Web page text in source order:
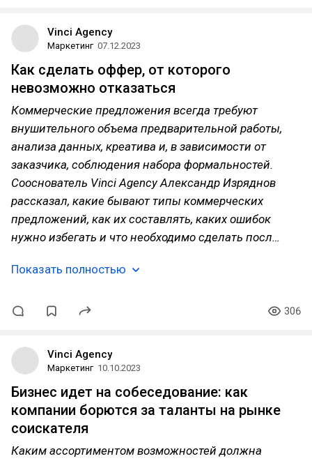
Vinci Agency
Маркетинг 07.12.2023
Как сделать оффер, от которого
невозможно отказаться
Коммерческие предложения всегда требуют
внушительного объема предварительной работы,
анализа данных, креатива и, в зависимости от
заказчика, соблюдения набора формальностей.
Сооснователь Vinci Agency Александр Изряднов
рассказал, какие бывают типы коммерческих
предложений, как их составлять, каких ошибок
нужно избегать и что необходимо сделать посл…
Показать полностью
306
Vinci Agency
Маркетинг 10.10.2023
Бизнес идет на собеседование: как
компании борются за таланты на рынке
соискателя
Каким ассортиментом возможностей должна